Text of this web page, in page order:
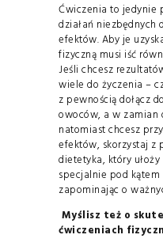
Ćwiczenia to jedynie
działań niezbędnych
efektów. Aby je
fizyczną musi iść
Jeśli chcesz
wiele do życzenia –
z pewnością dołącz
owoców, a w zamian
natomiast chcesz
efektów, skorzystaj z
dietetyka, który
specjalnie pod
zapominając o
Myślisz też o
ćwiczeniach